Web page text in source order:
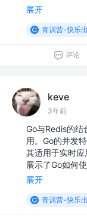
展开
青训营-快乐
评论
keve
3年前
Go与Redis的结
用。Go的并发
其适用于实时应
展示了Go如何
展开
青训营-快乐